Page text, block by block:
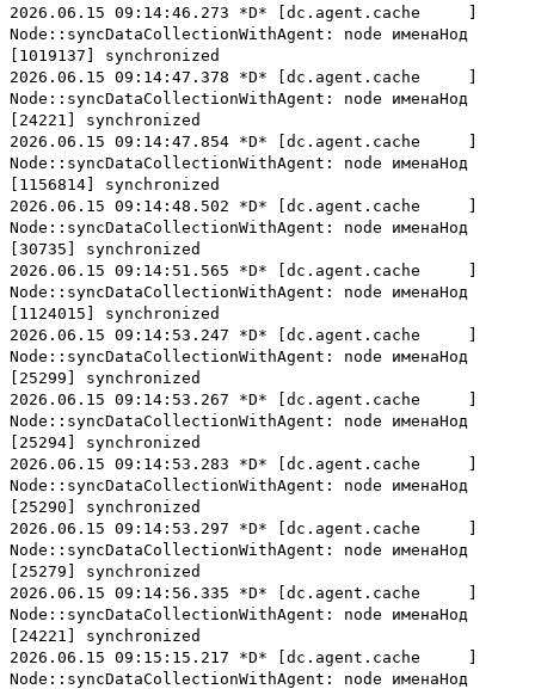
2026.06.15 09:14:46.273 *D* [dc.agent.cache ]
Node::syncDataCollectionWithAgent: node именаНод
[1019137] synchronized
2026.06.15 09:14:47.378 *D* [dc.agent.cache ]
Node::syncDataCollectionWithAgent: node именаНод
[24221] synchronized
2026.06.15 09:14:47.854 *D* [dc.agent.cache ]
Node::syncDataCollectionWithAgent: node именаНод
[1156814] synchronized
2026.06.15 09:14:48.502 *D* [dc.agent.cache ]
Node::syncDataCollectionWithAgent: node именаНод
[30735] synchronized
2026.06.15 09:14:51.565 *D* [dc.agent.cache ]
Node::syncDataCollectionWithAgent: node именаНод
[1124015] synchronized
2026.06.15 09:14:53.247 *D* [dc.agent.cache ]
Node::syncDataCollectionWithAgent: node именаНод
[25299] synchronized
2026.06.15 09:14:53.267 *D* [dc.agent.cache ]
Node::syncDataCollectionWithAgent: node именаНод
[25294] synchronized
2026.06.15 09:14:53.283 *D* [dc.agent.cache ]
Node::syncDataCollectionWithAgent: node именаНод
[25290] synchronized
2026.06.15 09:14:53.297 *D* [dc.agent.cache ]
Node::syncDataCollectionWithAgent: node именаНод
[25279] synchronized
2026.06.15 09:14:56.335 *D* [dc.agent.cache ]
Node::syncDataCollectionWithAgent: node именаНод
[24221] synchronized
2026.06.15 09:15:15.217 *D* [dc.agent.cache ]
Node::syncDataCollectionWithAgent: node именаНод